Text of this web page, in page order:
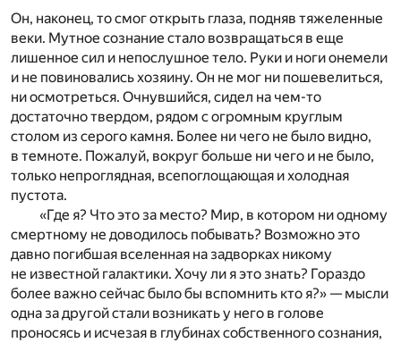
Он, наконец, то смог открыть глаза, подняв тяжеленные
веки. Мутное сознание стало возвращаться в еще
лишенное сил и непослушное тело. Руки и ноги онемели
и не повиновались хозяину. Он не мог ни пошевелиться,
ни осмотреться. Очнувшийся, сидел на чем-то
достаточно твердом, рядом с огромным круглым
столом из серого камня. Более ни чего не было видно,
в темноте. Пожалуй, вокруг больше ни чего и не было,
только непроглядная, всепоглощающая и холодная
пустота.
«Где я? Что это за место? Мир, в котором ни одному
смертному не доводилось побывать? Возможно это
давно погибшая вселенная на задворках никому
не известной галактики. Хочу ли я это знать? Гораздо
более важно сейчас было бы вспомнить кто я?» — мысли
одна за другой стали возникать у него в голове
проносясь и исчезая в глубинах собственного сознания,